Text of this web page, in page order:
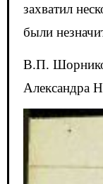
захватил
были
В.П.
Александра